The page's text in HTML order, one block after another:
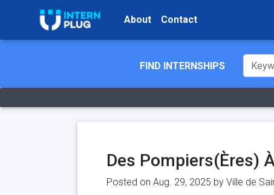
About Contact
FIND INTERNSHIPS
Des Pompiers(Ères)
Posted on Aug. 29, 2025 by Ville de